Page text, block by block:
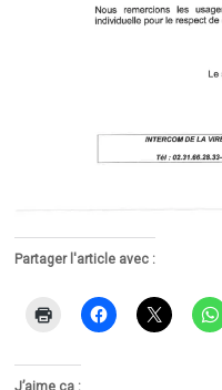
Partager l'article avec :
J’aime ça :